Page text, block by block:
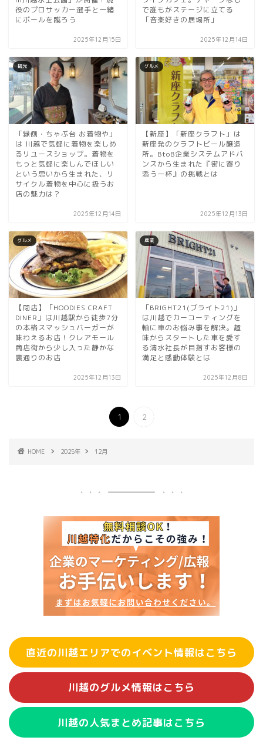
役のプロサッカー選手と一緒
にボールを蹴ろう
2025年12月15日
で誰もがステージに立てる
「音楽好きの居場所」
2025年12月14日
観光
「縁側・ちゃぶ台 お着物や」
は 川越で気軽に着物を楽しめ
るリユースショップ。着物を
もっと気軽に楽しんでほしい
という思いから生まれた、リ
サイクル着物を中心に扱うお
店の魅力は？
2025年12月14日
グルメ
【新座】「新座クラフト」は
新座発のクラフトビール醸造
所。BtoB企業システムアドバ
ンスから生まれた『街に寄り
添う一杯』の挑戦とは
2025年12月13日
グルメ
【閉店】「HOODIES CRAFT
DINER」は川越駅から徒歩7分
の本格スマッシュバーガーが
味わえるお店！クレアモール
商店街から少し入った静かな
裏通りのお店
2025年12月13日
産業
「BRIGHT21(ブライト21)」
は川越でカーコーティングを
軸に車のお悩み事を解決。趣
味からスタートした車を愛す
る清水社長が目指すお客様の
満足と感動体験とは
2025年12月8日
1 2
HOME 2025年 12月
直近の川越エリアでのイベント情報はこちら
川越のグルメ情報はこちら
川越の人気まとめ記事はこちら